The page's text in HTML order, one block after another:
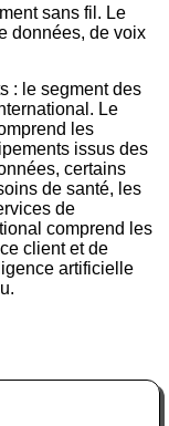
sans fil. Le
données, de voix
: le segment des
Le
les
issus des
certains
de santé, les
de
comprend les
client et de
artificielle